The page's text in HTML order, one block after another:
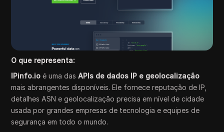
O que representa:
IPinfo.io é uma dasAPIs de dados IP e geolocalização
mais abrangentes disponíveis. Ele fornece reputação de IP,
detalhes ASN e geolocalização precisa em nível de cidade
usada por grandes empresas de tecnologia e equipes de
segurança em todo o mundo.